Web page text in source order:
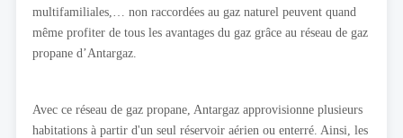
multifamiliales,… non raccordées au gaz naturel peuvent quand
même profiter de tous les avantages du gaz grâce au réseau de gaz
propane d’Antargaz.
Avec ce réseau de gaz propane, Antargaz approvisionne plusieurs
habitations à partir d'un seul réservoir aérien ou enterré. Ainsi, les